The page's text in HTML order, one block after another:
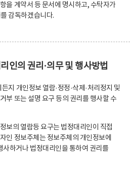
을 계약서 등 문서에 명시하고, 수탁자가
감독하겠습니다.
인의 권리·의무 및 행사방법
지 개인정보 열람·정정·삭제·처리정지 및
부 또는 설명 요구 등의 권리를 행사할 수
보의 열람등 요구는 법정대리인이 직접
인 정보주체는 정보주체의 개인정보에
사하거나 법정대리인을 통하여 권리를